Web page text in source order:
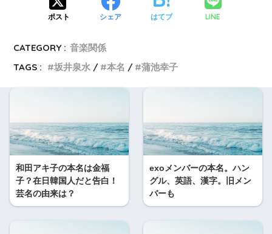
ポスト シェア はてブ LINE
CATEGORY : 音楽関係
TAGS :
坂井泉水 本名 蒲池幸子
和田アキ子の本名は金福
子？在日韓国人だと告白！
芸名の由来は？
exoメンバーの本名。ハン
グル、英語、漢字。旧メン
バーも